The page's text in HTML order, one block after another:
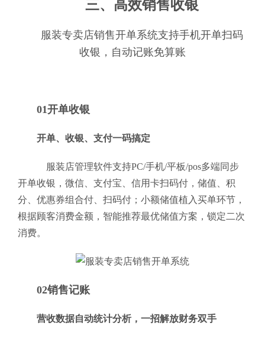
三、高效销售收银
服装专卖店销售开单系统支持手机开单扫码
收银，自动记账免算账
01开单收银
开单、收银、支付一码搞定
服装店管理软件支持PC/手机/平板/pos多端同步
开单收银，微信、支付宝、信用卡扫码付，储值、积
分、优惠券组合付、扫码付；小额储值植入买单环节，
根据顾客消费金额，智能推荐最优储值方案，锁定二次
消费。
02销售记账
营收数据自动统计分析，一招解放财务双手